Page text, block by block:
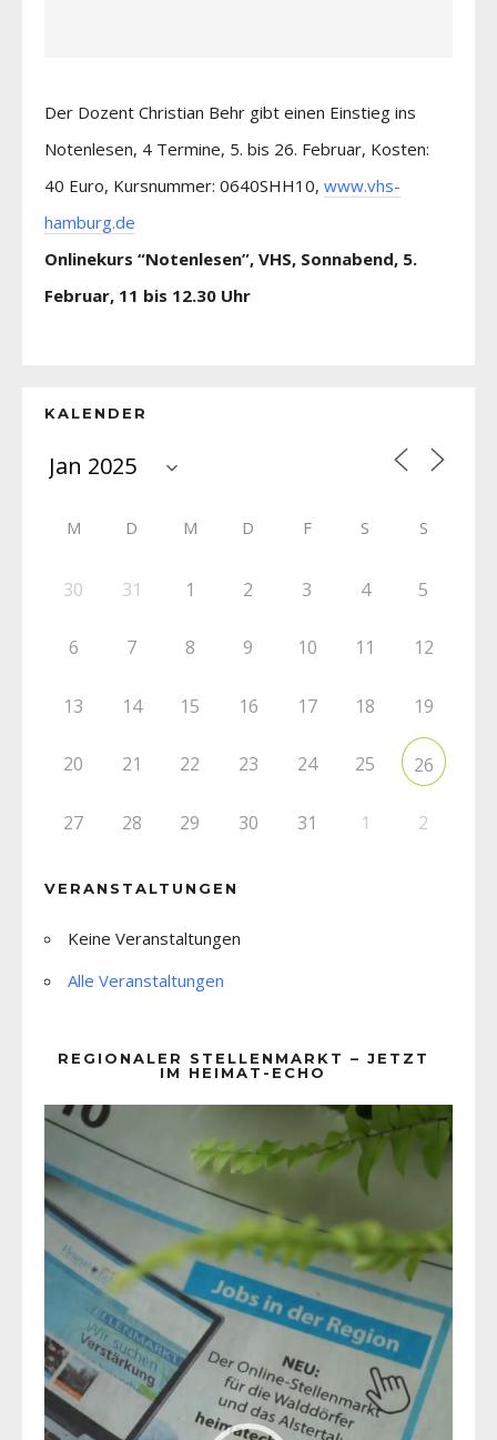
Der Dozent Christian Behr gibt einen Einstieg ins
Notenlesen, 4 Termine, 5. bis 26. Februar, Kosten:
40 Euro, Kursnummer: 0640SHH10, www.vhs-
hamburg.de
Onlinekurs “Notenlesen”, VHS, Sonnabend, 5.
Februar, 11 bis 12.30 Uhr
KALENDER
M D M D F S S
30 31 1 2 3 4 5
6 7 8 9 10 11 12
13 14 15 16 17 18 19
20 21 22 23 24 25 26
27 28 29 30 31 1 2
VERANSTALTUNGEN
Keine Veranstaltungen
Alle Veranstaltungen
REGIONALER STELLENMARKT – JETZT
IM HEIMAT-ECHO
Player